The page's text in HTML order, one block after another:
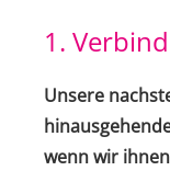
1.
Unsere
wenn wir